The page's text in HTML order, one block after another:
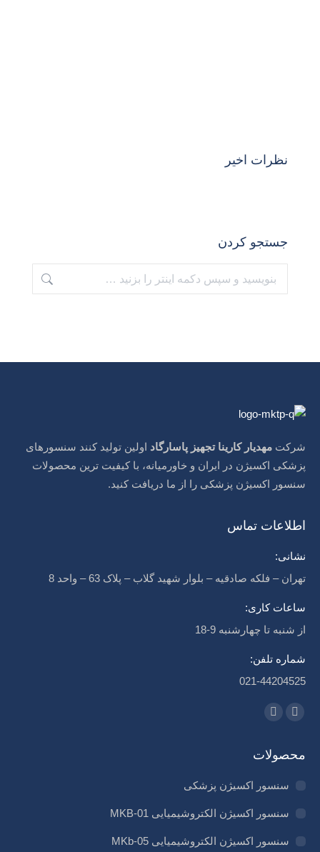
نظرات اخیر
جستجو کردن
شرکت مهدیار کارینا تجهیز پاسارگاد اولین تولید کنند سنسورهای
پزشکی اکسیژن در ایران و خاورمیانه، با کیفیت ترین محصولات
سنسور اکسیژن پزشکی را از ما دریافت کنید.
اطلاعات تماس
نشانی:
تهران – فلکه صادقیه – بلوار شهید گلاب – پلاک 63 – واحد 8
ساعات کاری:
از شنبه تا چهارشنبه 9-18
شماره تلفن:
021-44204525
مارا در اینجا پیدا کنید:
لینک‌دین
opens
window
اینستاگرام
opens
new
window
محصولات
سنسور اکسیژن پزشکی
سنسور اکسیژن الکتروشیمیایی MKB-01
سنسور اکسیژن الکتروشیمیایی MKb-05